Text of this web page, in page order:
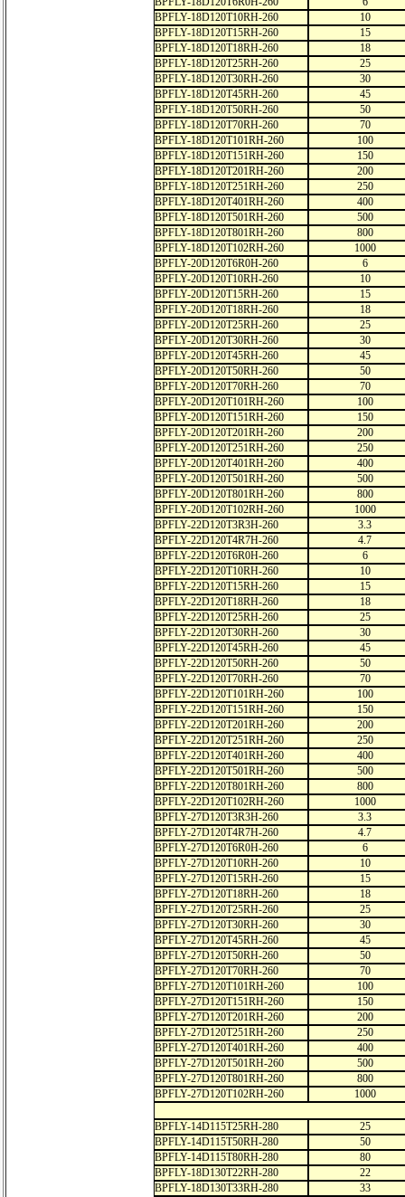
BPFLY-18D120T10RH-260
10
BPFLY-18D120T15RH-260
15
BPFLY-18D120T18RH-260
18
BPFLY-18D120T25RH-260
25
BPFLY-18D120T30RH-260
30
BPFLY-18D120T45RH-260
45
BPFLY-18D120T50RH-260
50
BPFLY-18D120T70RH-260
70
BPFLY-18D120T101RH-260
100
BPFLY-18D120T151RH-260
150
BPFLY-18D120T201RH-260
200
BPFLY-18D120T251RH-260
250
BPFLY-18D120T401RH-260
400
BPFLY-18D120T501RH-260
500
BPFLY-18D120T801RH-260
800
BPFLY-18D120T102RH-260
1000
BPFLY-20D120T6R0H-260
6
BPFLY-20D120T10RH-260
10
BPFLY-20D120T15RH-260
15
BPFLY-20D120T18RH-260
18
BPFLY-20D120T25RH-260
25
BPFLY-20D120T30RH-260
30
BPFLY-20D120T45RH-260
45
BPFLY-20D120T50RH-260
50
BPFLY-20D120T70RH-260
70
BPFLY-20D120T101RH-260
100
BPFLY-20D120T151RH-260
150
BPFLY-20D120T201RH-260
200
BPFLY-20D120T251RH-260
250
BPFLY-20D120T401RH-260
400
BPFLY-20D120T501RH-260
500
BPFLY-20D120T801RH-260
800
BPFLY-20D120T102RH-260
1000
BPFLY-22D120T3R3H-260
3.3
BPFLY-22D120T4R7H-260
4.7
BPFLY-22D120T6R0H-260
6
BPFLY-22D120T10RH-260
10
BPFLY-22D120T15RH-260
15
BPFLY-22D120T18RH-260
18
BPFLY-22D120T25RH-260
25
BPFLY-22D120T30RH-260
30
BPFLY-22D120T45RH-260
45
BPFLY-22D120T50RH-260
50
BPFLY-22D120T70RH-260
70
BPFLY-22D120T101RH-260
100
BPFLY-22D120T151RH-260
150
BPFLY-22D120T201RH-260
200
BPFLY-22D120T251RH-260
250
BPFLY-22D120T401RH-260
400
BPFLY-22D120T501RH-260
500
BPFLY-22D120T801RH-260
800
BPFLY-22D120T102RH-260
1000
BPFLY-27D120T3R3H-260
3.3
BPFLY-27D120T4R7H-260
4.7
BPFLY-27D120T6R0H-260
6
BPFLY-27D120T10RH-260
10
BPFLY-27D120T15RH-260
15
BPFLY-27D120T18RH-260
18
BPFLY-27D120T25RH-260
25
BPFLY-27D120T30RH-260
30
BPFLY-27D120T45RH-260
45
BPFLY-27D120T50RH-260
50
BPFLY-27D120T70RH-260
70
BPFLY-27D120T101RH-260
100
BPFLY-27D120T151RH-260
150
BPFLY-27D120T201RH-260
200
BPFLY-27D120T251RH-260
250
BPFLY-27D120T401RH-260
400
BPFLY-27D120T501RH-260
500
BPFLY-27D120T801RH-260
800
BPFLY-27D120T102RH-260
1000
BPFLY-14D115T25RH-280
25
BPFLY-14D115T50RH-280
50
BPFLY-14D115T80RH-280
80
BPFLY-18D130T22RH-280
22
BPFLY-18D130T33RH-280
33